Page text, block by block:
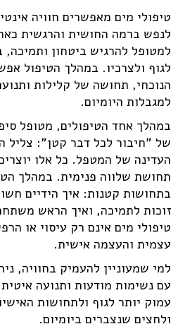
טיפולי מים מאפשרים חוויה
לנפש ברמה החושית והרגשית
למטופל להרגיש ביטחון
לגוף ולצרכיו. במהלך הטיפול
הנוכחי, תחושה של קלילות
למגבלות היומיום.
במהלך אחד הטיפולים, מטופל
של "חיבור לכל דבר קטן": צליל
העדינה של המטפל. כל אלו
תחושת שלווה פנימית. במהלך
בתחושות קטנות: איך הידיים
זוכות לתמיכה, ואיך הראש
טיפולי מים אינם רק עיסוי או
עצמית והעצמה אישית.
למי שמעוניין להעמיק בחוויה,
עם נשימות מודעות ותנועה
עמוק יותר לגוף ולתחושות
ולחצים שנצברים ביומיום.